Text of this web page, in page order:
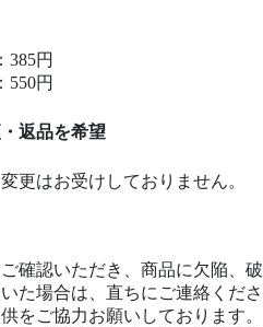
385円
550円
返品を希望
更はお受けしておりません。
確認いただき、商品に欠陥、破
た場合は、直ちにご連絡くださ
をご協力お願いしております。